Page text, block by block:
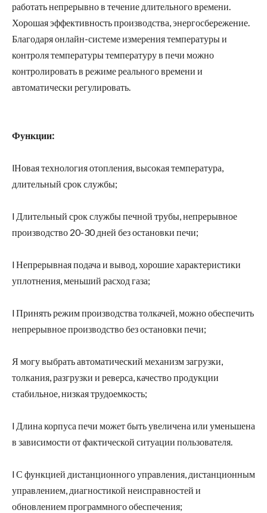
работать непрерывно в течение длительного времени.
Хорошая эффективность производства, энергосбережение.
Благодаря онлайн-системе измерения температуры и
контроля температуры температуру в печи можно
контролировать в режиме реального времени и
автоматически регулировать.
Функции:
lНовая технология отопления, высокая температура,
длительный срок службы;
l Длительный срок службы печной трубы, непрерывное
производство 20-30 дней без остановки печи;
l Непрерывная подача и вывод, хорошие характеристики
уплотнения, меньший расход газа;
l Принять режим производства толкачей, можно обеспечить
непрерывное производство без остановки печи;
Я могу выбрать автоматический механизм загрузки,
толкания, разгрузки и реверса, качество продукции
стабильное, низкая трудоемкость;
l Длина корпуса печи может быть увеличена или уменьшена
в зависимости от фактической ситуации пользователя.
l С функцией дистанционного управления, дистанционным
управлением, диагностикой неисправностей и
обновлением программного обеспечения;